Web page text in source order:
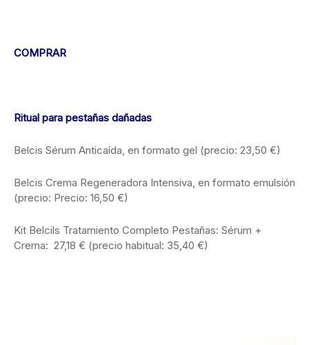
COMPRAR
Ritual para pestañas dañadas
Belcis Sérum Anticaída, en formato gel (precio: 23,50 €)
Belcis Crema Regeneradora Intensiva, en formato emulsión
(precio: Precio: 16,50 €)
Kit Belcils Tratamiento Completo Pestañas: Sérum +
Crema: 27,18 € (precio habitual: 35,40 €)